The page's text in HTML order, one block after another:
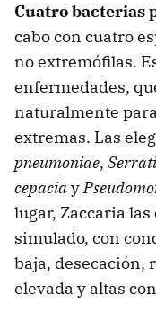
Cuatro bacterias
cabo con cuatro
no extremófilas.
enfermedades,
naturalmente
extremas. Las
pneumoniae,
cepaciay
lugar, Zaccaria
simulado, con
baja, desecación,
elevada y altas